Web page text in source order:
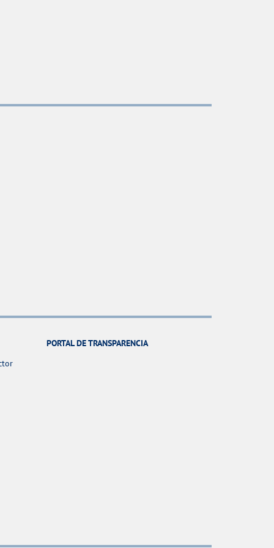
PORTAL DE TRANSPARENCIA